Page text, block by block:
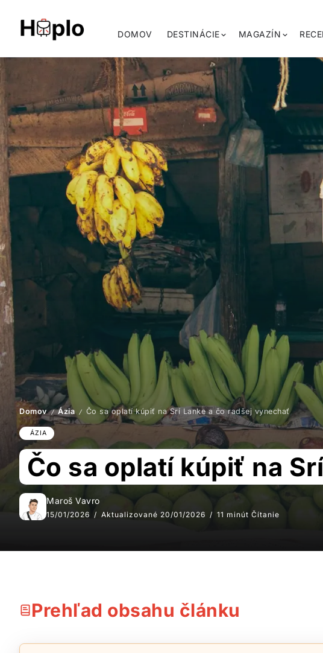
DOMOV DESTINÁCIE MAGAZÍN
Domov / Ázia / Čo sa oplatí kúpiť na Srí Lanke a čo radšej vynechať
ÁZIA
Čo sa oplatí kúpiť na
Maroš Vavro
15/01/2026 Aktualizované 20/01/2026 11 minút Čítanie
Prehľad obsahu článku